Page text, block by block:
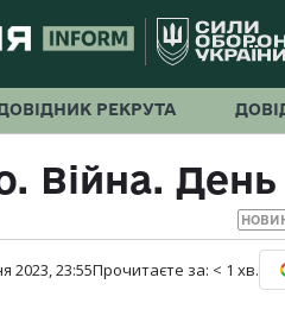
РЕКРУТА
Війна.
2023, 23:55Прочитаєте за: < 1 хв.